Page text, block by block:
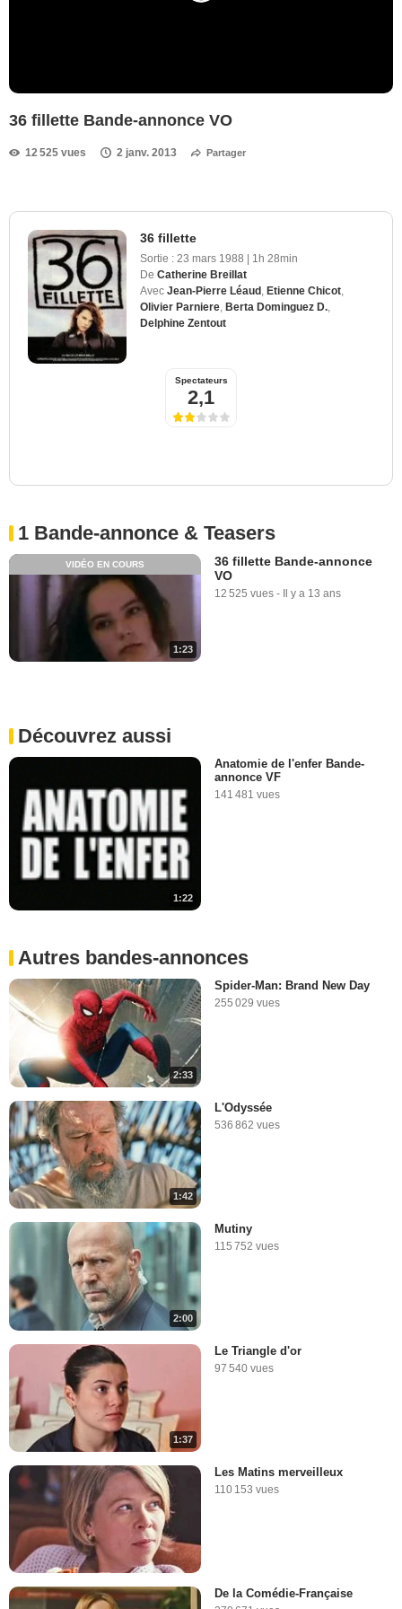
36 fillette Bande-annonce VO
12 525 vues 2 janv. 2013 Partager
36 fillette
Sortie : 23 mars 1988 | 1h 28min
De Catherine Breillat
Avec Jean-Pierre Léaud Etienne Chicot
Olivier Parniere Berta Dominguez D.
Delphine Zentout
Spectateurs
2,1
1 Bande-annonce & Teasers
1:23
VIDÉO EN COURS
36 fillette Bande-annonce
VO
12 525 vues - Il y a 13 ans
Découvrez aussi
1:22
Anatomie de l'enfer Bande-
annonce VF
141 481 vues
Autres bandes-annonces
2:33
Spider-Man: Brand New Day
255 029 vues
1:42
L'Odyssée
536 862 vues
2:00
Mutiny
115 752 vues
1:37
Le Triangle d'or
97 540 vues
Les Matins merveilleux
110 153 vues
De la Comédie-Française